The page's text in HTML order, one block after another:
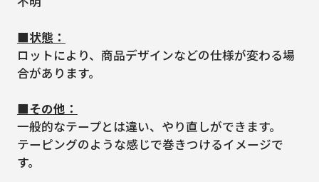
■状態：
ロットにより、商品デザインなどの仕様が変わる場
合があります。
■その他：
一般的なテープとは違い、やり直しができます。
テーピングのような感じで巻きつけるイメージで
す。